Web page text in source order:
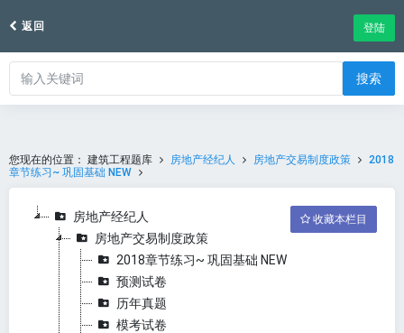
返回 登陆
搜索
您现在的位置： 建筑工程题库 房地产经纪人 房地产交易制度政策
2018
章节练习~ 巩固基础 NEW
收藏本栏目
房地产经纪人
房地产交易制度政策
2018章节练习~ 巩固基础 NEW
预测试卷
历年真题
模考试卷